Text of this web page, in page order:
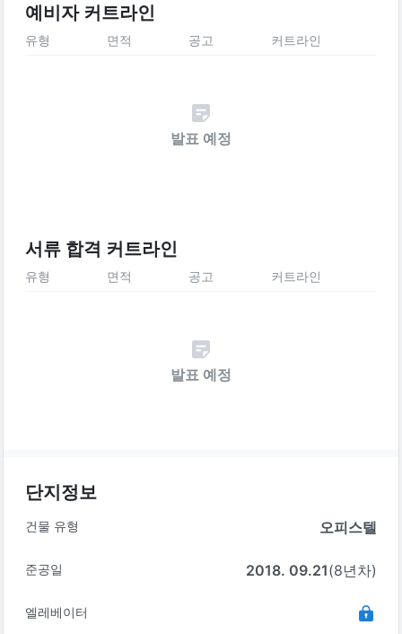
예비자 커트라인
유형 면적 공고 커트라인
발표 예정
서류 합격 커트라인
유형 면적 공고 커트라인
발표 예정
단지정보
건물 유형 오피스텔
준공일 2018. 09.21(8년차)
엘레베이터